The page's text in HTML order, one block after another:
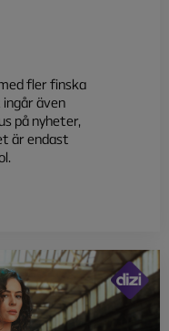
fler finska
ingår även
på nyheter,
är endast